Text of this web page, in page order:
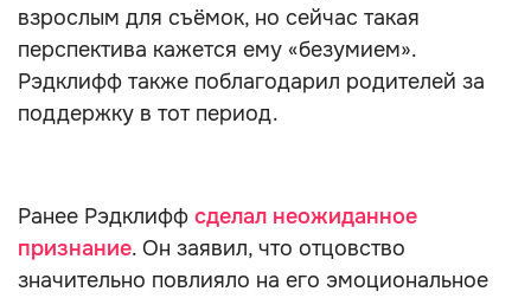
взрослым для съёмок, но сейчас такая
перспектива кажется ему «безумием».
Рэдклифф также поблагодарил родителей за
поддержку в тот период.
Ранее Рэдклифф сделал неожиданное
признание. Он заявил, что отцовство
значительно повлияло на его эмоциональное